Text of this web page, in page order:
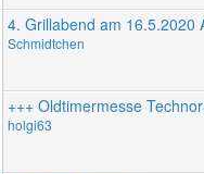
4. Grillabend am 16.5.2020
Schmidtchen
+++ Oldtimermesse
holgi63